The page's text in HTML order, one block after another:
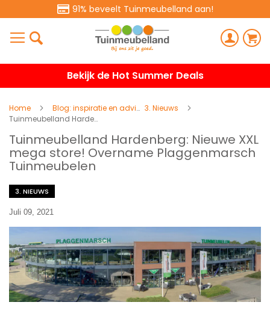
91% beveelt Tuinmeubelland aan!
Bekijk de Hot Summer Deals
Home Blog: inspiratie en advies 3. Nieuws
Tuinmeubelland Hardenberg: Nieuwe XXL mega store! Overname Plaggenmarsch Tuinmeubelen
Tuinmeubelland Hardenberg: Nieuwe XXL
mega store! Overname Plaggenmarsch
Tuinmeubelen
3. NIEUWS
Juli 09, 2021